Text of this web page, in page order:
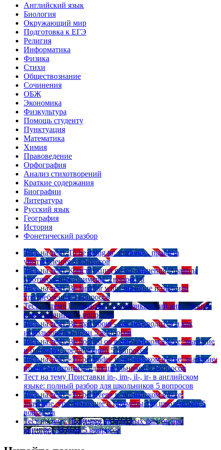
Английский язык
Биология
Окружающий мир
Подготовка к ЕГЭ
Религия
Информатика
Физика
Стихи
Обществознание
Сочинения
ОБЖ
Экономика
Физкультура
Помощь студенту
Пунктуация
Математика
Химия
Правоведение
Орфография
Анализ стихотворений
Краткие содержания
Биографии
Литература
Русский язык
География
История
Фонетический разбор
Тест на тему To be going to: значение, правила
употребления 5 вопросов
Тест на тему Конструкция go on: значения, правила
употребления, примеры 5 вопросов
Тест на тему Be familiar with: значение и правила
употребления 5 вопросов
Тест на тему Британский vs американский английский:
в чем разница? 5 вопросов
Тест на тему Be mad about - как переводится и как
использовать в речи 5 вопросов
Тест на тему Be hooked on в английском языке: значение
и примеры предложений 5 вопросов
Тест на тему «To be made» в английском языке: значение,
правила и примеры для школьников 5 вопросов
Тест на тему Приставки in-, im-, il-, ir- в английском
языке: полный разбор для школьников 5 вопросов
Тест на тему «To be given» в английском языке:
значение, употребление и примеры для школьников 5
вопросов
Тест на тему Подборка интересных фактов про
английский язык 5 вопросов